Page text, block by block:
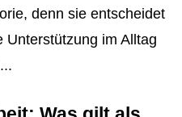
denn sie entscheidet
Unterstützung im Alltag